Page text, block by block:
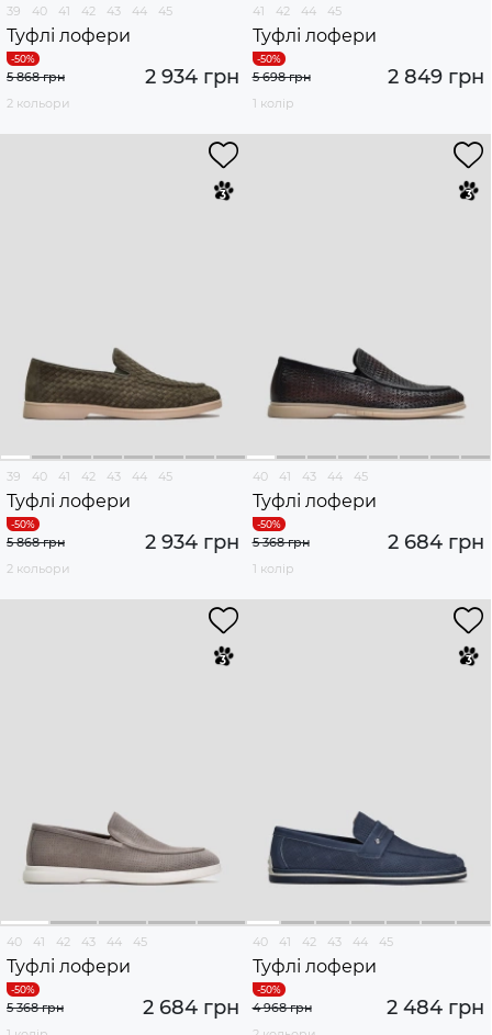
39 40 41 42 43 44 45
Туфлі лофери
2 934 грн
5 868 грн
2 кольори
41 42 44 45
Туфлі лофери
2 849 грн
5 698 грн
1 колір
39 40 41 42 43 44 45
Туфлі лофери
2 934 грн
5 868 грн
2 кольори
40 41 43 44 45
Туфлі лофери
2 684 грн
5 368 грн
1 колір
40 41 42 43 44 45
Туфлі лофери
2 684 грн
5 368 грн
40 41 42 43 44 45
Туфлі лофери
2 484 грн
4 968 грн